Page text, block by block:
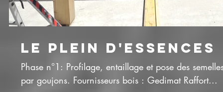
LE PLEIN D'ESSENCES
Phase n°1: Profilage, entaillage et pose des semelles en Pin autoclave, assemblage
par goujons. Fournisseurs bois : Gedimat Raffort...